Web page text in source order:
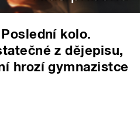
kolo.
z dějepisu,
hrozí gymnazistce